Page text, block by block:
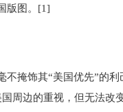
版图。[1]
掩饰其“美国优先”的
周边的重视，但无法改